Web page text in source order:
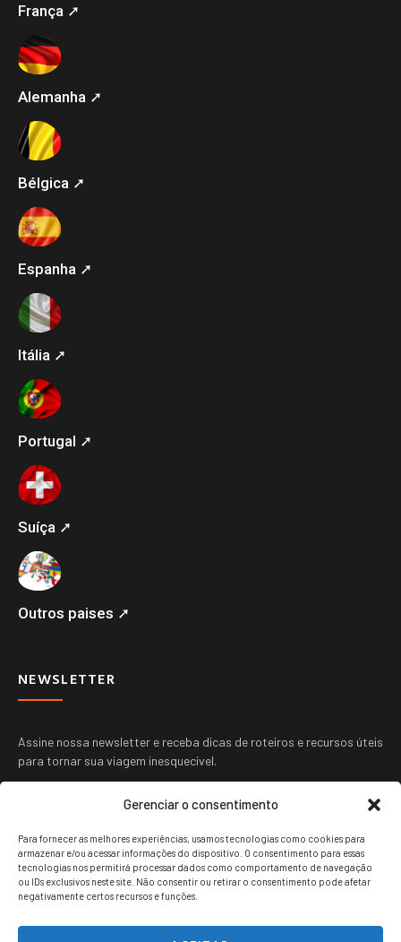
Gerenciar o consentimento
Para fornecer as melhores experiências, usamos tecnologias como cookies para
armazenar e/ou acessar informações do dispositivo. O consentimento para essas
tecnologias nos permitirá processar dados como comportamento de navegação
ou IDs exclusivos neste site. Não consentir ou retirar o consentimento pode afetar
negativamente certos recursos e funções.
França ➚
Alemanha ➚
Bélgica ➚
Espanha ➚
Itália ➚
Portugal ➚
Suíça ➚
Outros paises ➚
NEWSLETTER
Assine nossa newsletter e receba dicas de roteiros e recursos úteis
para tornar sua viagem inesquecível.
ENVIAR